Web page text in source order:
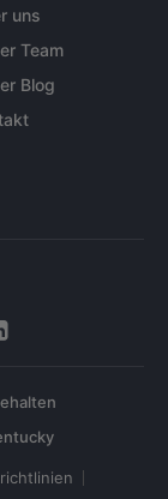
uns
Team
Blog